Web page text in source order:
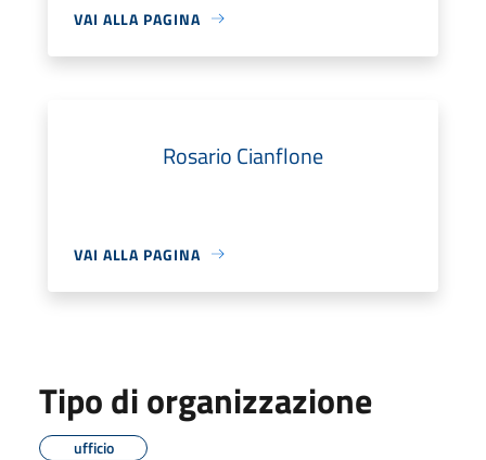
VAI ALLA PAGINA
Rosario Cianflone
VAI ALLA PAGINA
Tipo di organizzazione
ufficio